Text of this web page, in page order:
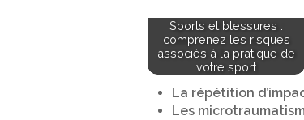
Sports et blessures :
comprenez les risques
associés à la pratique de
votre sport
La répétition
Les